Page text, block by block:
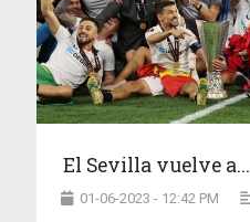
El Sevilla vuelve a...
01-06-2023 - 12:42 PM